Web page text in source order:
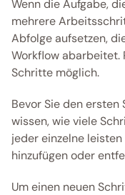
Wenn die Aufgabe,
mehrere
Abfolge aufsetzen,
Workflow abarbeitet.
Schritte möglich.
Bevor Sie den
wissen, wie viele
jeder einzelne
hinzufügen oder
Um einen neuen